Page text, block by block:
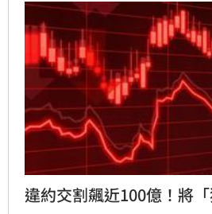
違約交割飆近100億！將「